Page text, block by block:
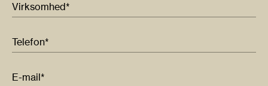
Virksomhed*
Telefon*
E-mail*